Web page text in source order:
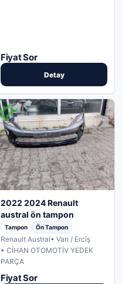
Fiyat Sor
Detay
2022 2024 Renault
austral ön tampon
Tampon Ön Tampon
Renault Austral• Van / Erciş
• CİHAN OTOMOTİV YEDEK
PARÇA
Fiyat Sor